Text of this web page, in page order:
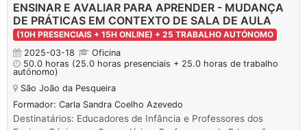
ENSINAR E AVALIAR PARA APRENDER - MUDANÇA
DE PRÁTICAS EM CONTEXTO DE SALA DE AULA
(10H PRESENCIAIS + 15H ONLINE) + 25 TRABALHO AUTÓNOMO
2025-03-18
Oficina
50.0 horas (25.0 horas presenciais + 25.0 horas de trabalho
autónomo)
São João da Pesqueira
Formador: Carla Sandra Coelho Azevedo
Destinatários: Educadores de Infância e Professores dos